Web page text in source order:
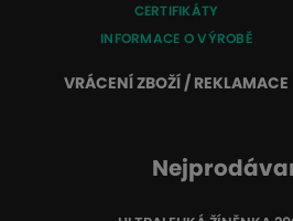
CERTIFIKÁTY
INFORMACE O VÝROBĚ
VRÁCENÍ ZBOŽÍ / REKLAMACE